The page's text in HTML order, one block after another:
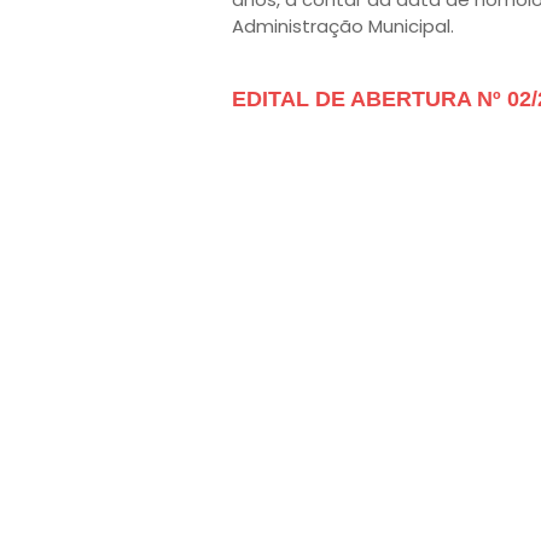
Administração Municipal.
EDITAL DE ABERTURA Nº